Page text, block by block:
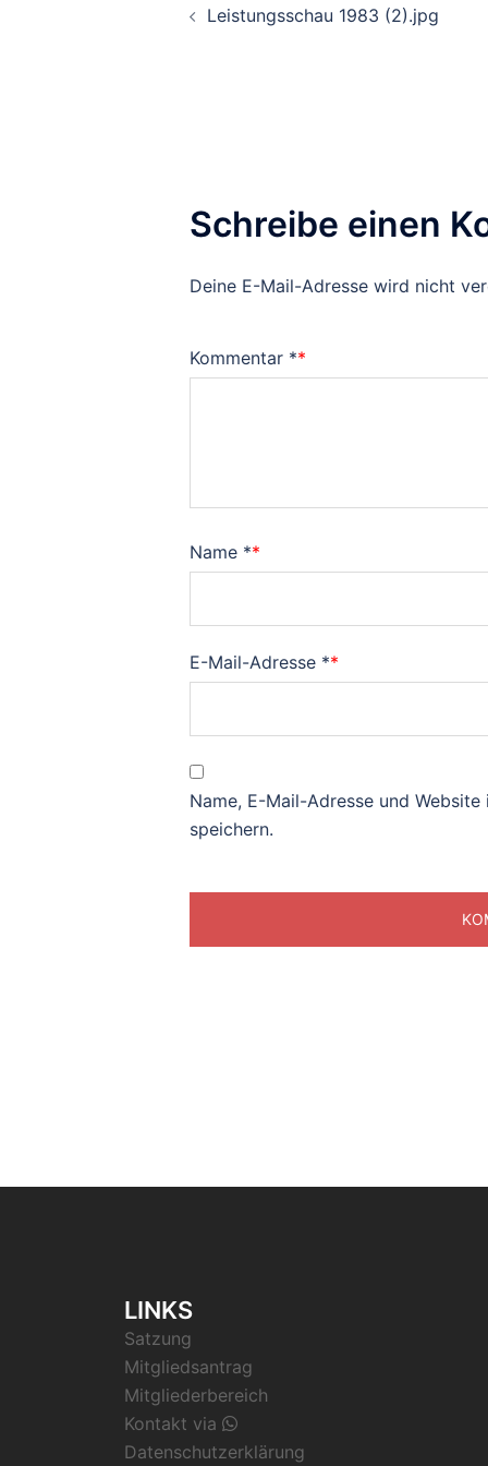
Leistungsschau 1983 (2).jpg
Schreibe einen
Deine E-Mail-Adresse wird nicht
Kommentar *
Name *
E-Mail-Adresse *
Name, E-Mail-Adresse und
speichern.
LINKS
Satzung
Mitgliedsantrag
Mitgliederbereich
Kontakt via
Datenschutzerklärung